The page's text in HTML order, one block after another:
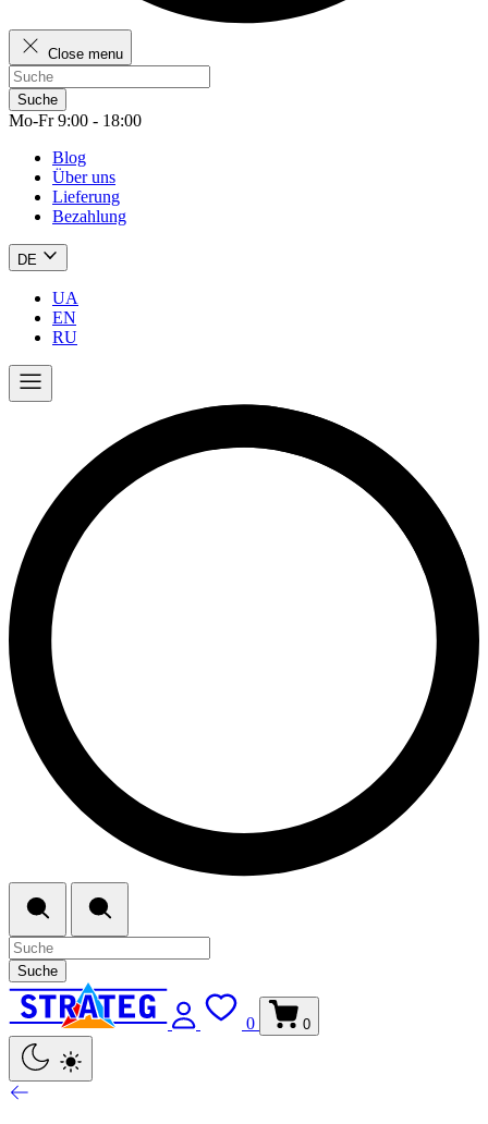
Close menu
Suche
Mo-Fr 9:00 - 18:00
Blog
Über uns
Lieferung
Bezahlung
DE
UA
EN
RU
Suche
0 0